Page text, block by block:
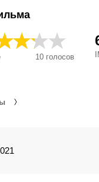
et la Légende des
Justin y la espada
Kahraman
Τζάστιν και οι
10голосов